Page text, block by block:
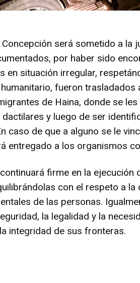
será sometido a la
por haber sido
en situación irregular,
fueron trasladados
de Haina, donde se
y luego de ser
caso de que a alguno se le
entregado a los organismos
firme en la ejecución
con el respeto a la
de las personas.
la legalidad y la
integridad de sus fronteras.